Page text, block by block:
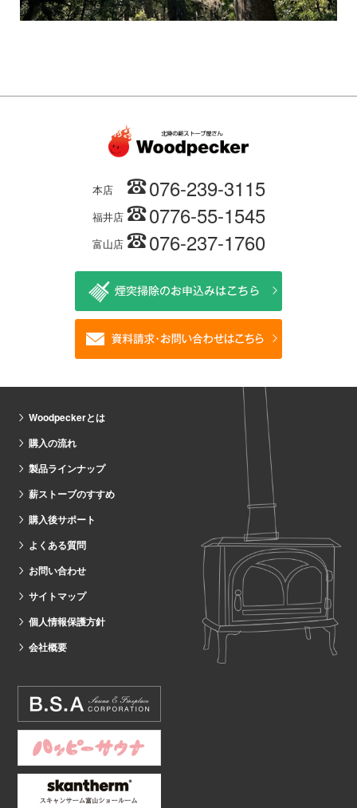
本店 076-239-3115
福井店 0776-55-1545
富山店 076-237-1760
Woodpeckerとは
購入の流れ
製品ラインナップ
薪ストーブのすすめ
購入後サポート
よくある質問
お問い合わせ
サイトマップ
個人情報保護方針
会社概要